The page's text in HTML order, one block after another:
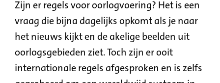
Zijn er regels voor oorlogvoering? Het is een
vraag die bijna dagelijks opkomt als je naar
het nieuws kijkt en de akelige beelden uit
oorlogsgebieden ziet. Toch zijn er ooit
internationale regels afgesproken en is zelfs